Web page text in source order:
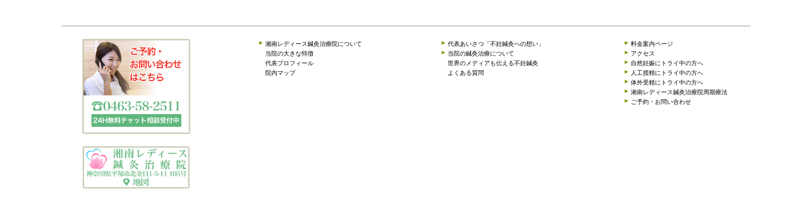
湘南レディース鍼灸治療院について
当院の大きな特徴
代表プロフィール
院内マップ
代表あいさつ「不妊鍼灸への想い」
当院の鍼灸治療について
世界のメディアも伝える不妊鍼灸
よくある質問
料金案内ページ
アクセス
自然妊娠にトライ中の方へ
人工授精にトライ中の方へ
体外受精にトライ中の方へ
湘南レディース鍼灸治療院周期療法
ご予約・お問い合わせ